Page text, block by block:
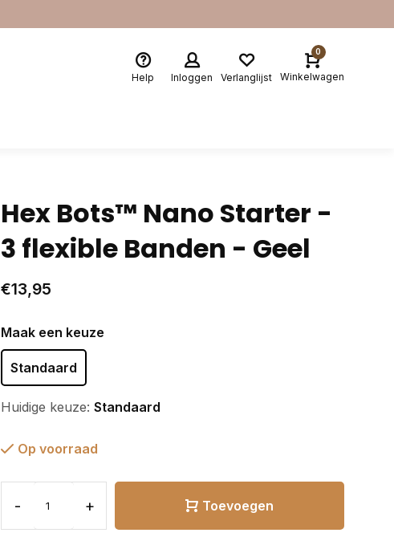
Help Inloggen Verlanglijst
0
Winkelwagen
Hex Bots™ Nano Starter -
3 flexible Banden - Geel
€13,95
Maak een keuze
Standaard
Huidige keuze: Standaard
Op voorraad
- + Toevoegen